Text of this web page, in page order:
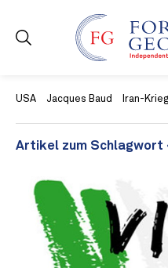
USA Jacques Baud Iran-Krieg
Artikel zum Schlagwort